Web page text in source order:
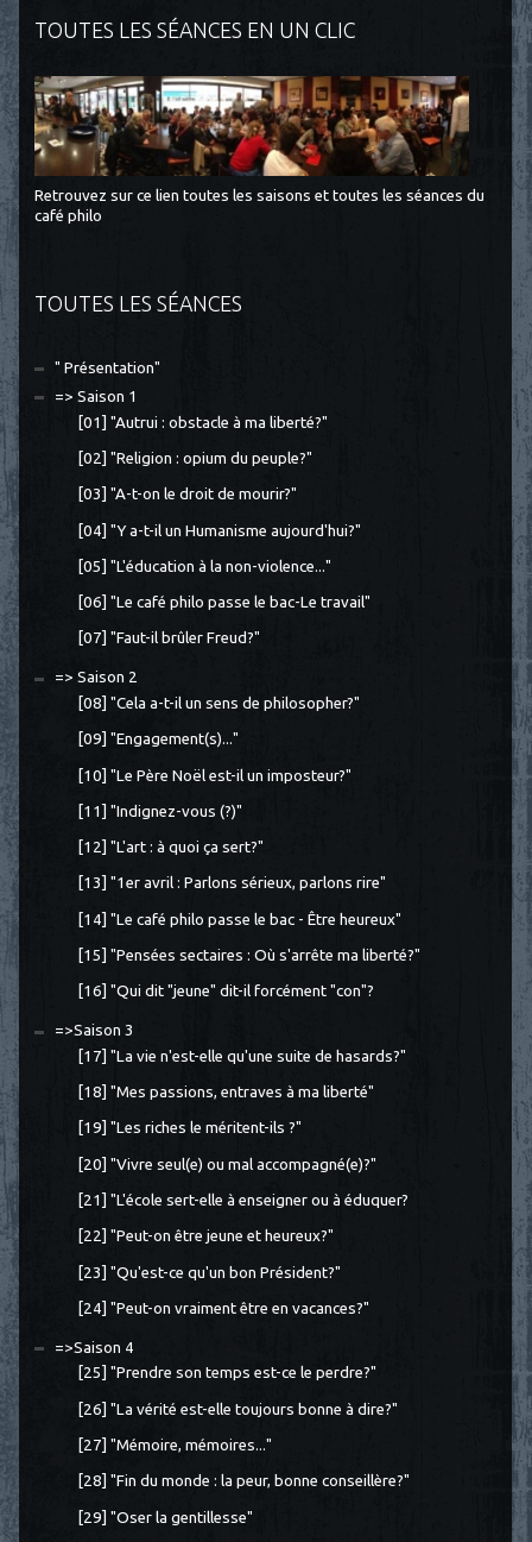
TOUTES LES SÉANCES EN UN CLIC
Retrouvez sur ce lien toutes les saisons et toutes les séances du
café philo
TOUTES LES SÉANCES
" Présentation"
=> Saison 1
[01] "Autrui : obstacle à ma liberté?"
[02] "Religion : opium du peuple?"
[03] "A-t-on le droit de mourir?"
[04] "Y a-t-il un Humanisme aujourd'hui?"
[05] "L'éducation à la non-violence..."
[06] "Le café philo passe le bac-Le travail"
[07] "Faut-il brûler Freud?"
=> Saison 2
[08] "Cela a-t-il un sens de philosopher?"
[09] "Engagement(s)..."
[10] "Le Père Noël est-il un imposteur?"
[11] "Indignez-vous (?)"
[12] "L'art : à quoi ça sert?"
[13] "1er avril : Parlons sérieux, parlons rire"
[14] "Le café philo passe le bac - Être heureux"
[15] "Pensées sectaires : Où s'arrête ma liberté?"
[16] "Qui dit "jeune" dit-il forcément "con"?
=>Saison 3
[17] "La vie n'est-elle qu'une suite de hasards?"
[18] "Mes passions, entraves à ma liberté"
[19] "Les riches le méritent-ils ?"
[20] "Vivre seul(e) ou mal accompagné(e)?"
[21] "L'école sert-elle à enseigner ou à éduquer?
[22] "Peut-on être jeune et heureux?"
[23] "Qu'est-ce qu'un bon Président?"
[24] "Peut-on vraiment être en vacances?"
=>Saison 4
[25] "Prendre son temps est-ce le perdre?"
[26] "La vérité est-elle toujours bonne à dire?"
[27] "Mémoire, mémoires..."
[28] "Fin du monde : la peur, bonne conseillère?"
[29] "Oser la gentillesse"